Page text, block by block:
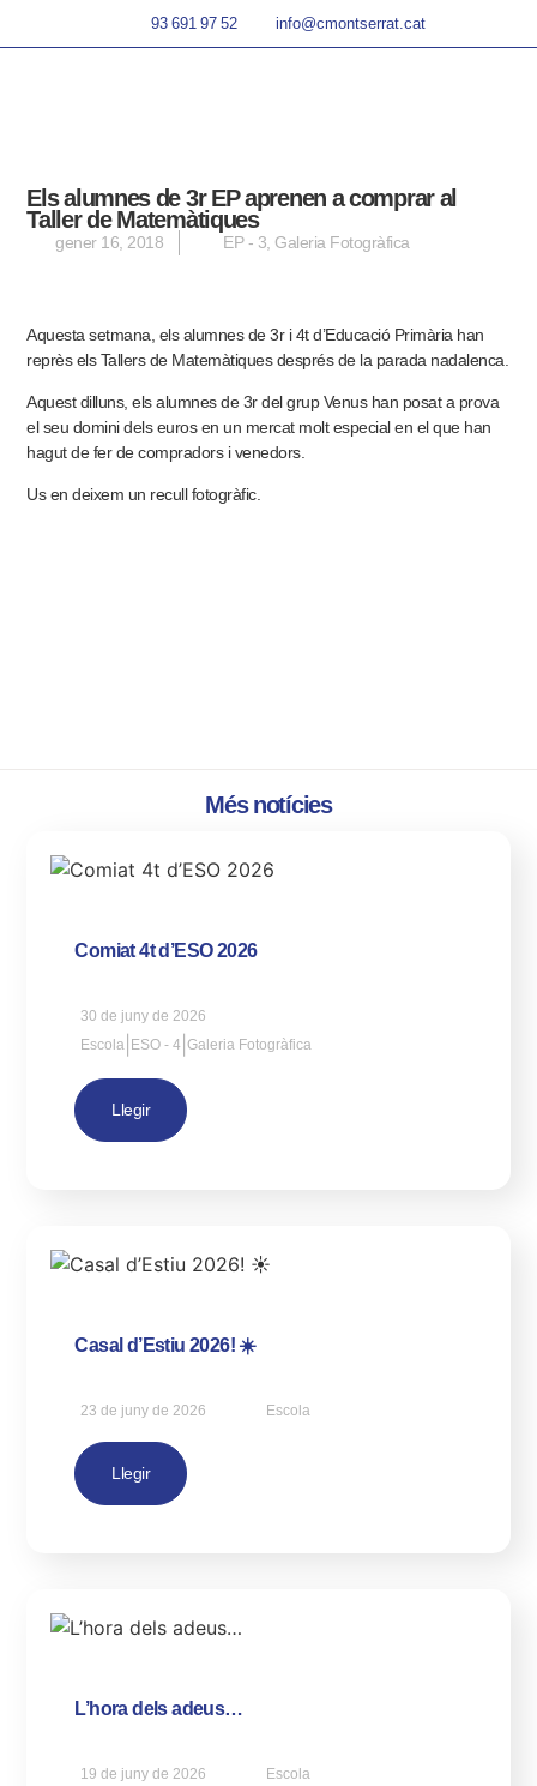
93 691 97 52 info@cmontserrat.cat
Els alumnes de 3r EP aprenen a comprar al
Taller de Matemàtiques
gener 16, 2018 EP - 3 Galeria Fotogràfica
Aquesta setmana, els alumnes de 3r i 4t d’Educació Primària han
reprès els Tallers de Matemàtiques després de la parada nadalenca.
Aquest dilluns, els alumnes de 3r del grup Venus han posat a prova
el seu domini dels euros en un mercat molt especial en el que han
hagut de fer de compradors i venedors.
Us en deixem un recull fotogràfic.
Més notícies
Comiat 4t d’ESO 2026
30 de juny de 2026
Escola ESO - 4 |Galeria Fotogràfica
Llegir
Casal d’Estiu 2026! ☀️
23 de juny de 2026 Escola
Llegir
L’hora dels adeus…
19 de juny de 2026 Escola